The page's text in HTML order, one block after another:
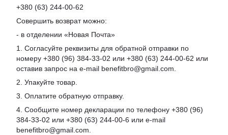
+380 (63) 244-00-62
Совершить возврат можно:
- в отделении «Новая Почта»
1. Согласуйте реквизиты для обратной отправки по
номеру +380 (96) 384-33-02 или +380 (63) 244-00-62 или
оставив запрос на e-mail benefitbro@gmail.com.
2. Упакуйте товар.
3. Оплатите обратную отправку.
4. Сообщите номер декларации по телефону +380 (96)
384-33-02 или +380 (63) 244-00-6 или e-mail
benefitbro@gmail.com.